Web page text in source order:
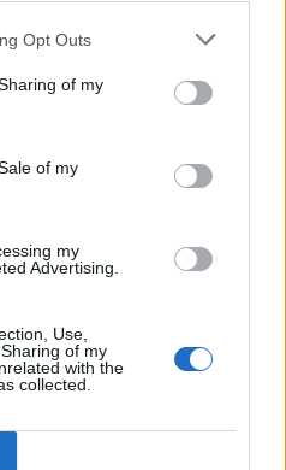
Opt Outs
of my
of my
my
Advertising.
Use,
of my
with the
collected.
Hoxha zbret në Rinas!
SHBA në Shqipëri
Zjarret në vendin tonë, 5
vatra janë aktive!
Evakuohen 4 familje në